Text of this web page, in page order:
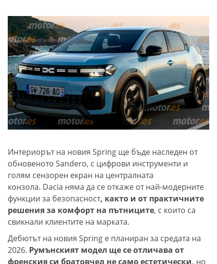
Интериорът на новия Spring ще бъде наследен от
обновеното Sandero, с цифрови инструменти и
голям сензорен екран на централната
конзола. Dacia няма да се откаже от най-модерните
функции за безопасност, както и от практичните
решения за комфорт на пътниците, с които са
свикнали клиентите на марката.
Дебютът на новия Spring е планиран за средата на
2026. Румънският модел ще се отличава от
френския си братовчед не само естетически, но